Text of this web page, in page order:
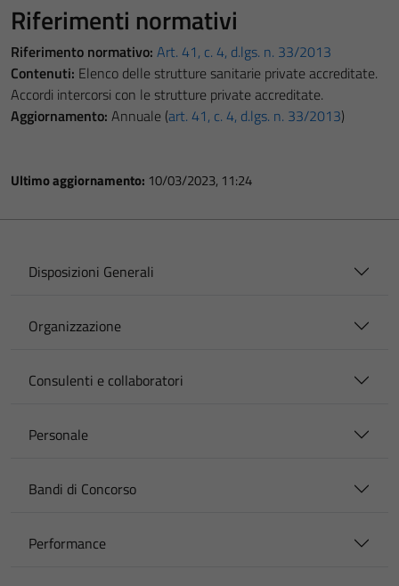
Riferimenti normativi
Riferimento normativo: Art. 41, c. 4, d.lgs. n. 33/2013
Contenuti: Elenco delle strutture sanitarie private accreditate.
Accordi intercorsi con le strutture private accreditate.
Aggiornamento: Annuale (art. 41, c. 4, d.lgs. n. 33/2013)
Ultimo aggiornamento: 10/03/2023, 11:24
Disposizioni Generali
Organizzazione
Consulenti e collaboratori
Personale
Bandi di Concorso
Performance